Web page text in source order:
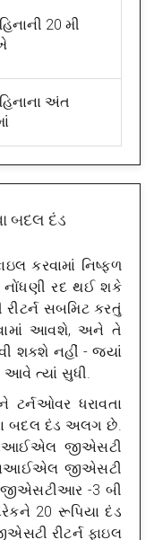
20 મી
અંત
બદલ દંડ
કરવામાં નિષ્ફળ
રદ થઈ શકે
સબમિટ કરતું
આવશે, અને તે
શકશે નહીં - જ્યાં
આવે ત્યાં સુધી.
ધરાવતા
બદલ દંડ અલગ છે.
જીએસટી
જીએસટી
જીએસટીઆર -3 બી
20 રૂપિયા દંડ
રીટર્ન ફાઇલ